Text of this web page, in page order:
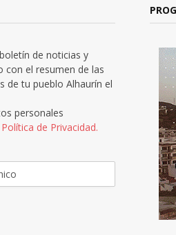
de noticias y
con el resumen de las
de tu pueblo Alhaurín el
personales
Política de Privacidad.